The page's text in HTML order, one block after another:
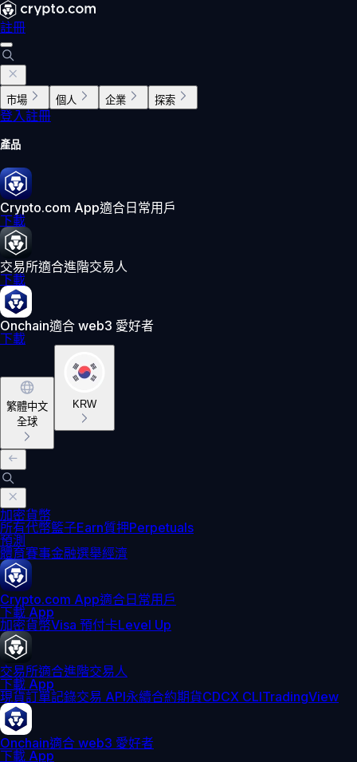
註冊
市場 個人 企業 探索
登入註冊
產品
Crypto.com App適合日常用戶
下載
交易所適合進階交易人
下載
Onchain適合 web3 愛好者
下載
繁體中文
全球
KRW
加密貨幣
所有代幣籃子Earn質押Perpetuals
預測
體育賽事金融選舉經濟
Crypto.com App適合日常用戶
下載 App
加密貨幣Visa 預付卡Level Up
交易所適合進階交易人
下載 App
現貨訂單記錄交易 API永續合約期貨CDCX CLITradingView
Onchain適合 web3 愛好者
下載 App